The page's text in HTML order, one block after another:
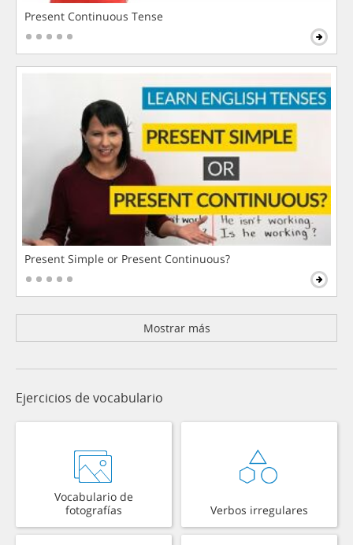
Present Continuous Tense
Present Simple or Present Continuous?
Mostrar más
Ejercicios de vocabulario
Vocabulario de
fotografías
Verbos irregulares